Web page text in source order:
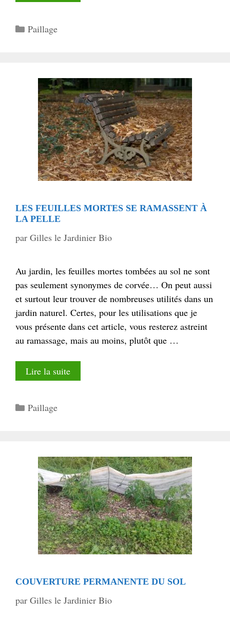
Catégories
Paillage
LES FEUILLES MORTES SE RAMASSENT À
LA PELLE
par Gilles le Jardinier Bio
Au jardin, les feuilles mortes tombées au sol ne sont
pas seulement synonymes de corvée… On peut aussi
et surtout leur trouver de nombreuses utilités dans un
jardin naturel. Certes, pour les utilisations que je
vous présente dans cet article, vous resterez astreint
au ramassage, mais au moins, plutôt que …
Lire la suite
Catégories
Paillage
COUVERTURE PERMANENTE DU SOL
par Gilles le Jardinier Bio